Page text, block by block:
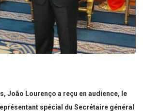
João Lourenço a reçu en audience, le
spécial du Secrétaire général